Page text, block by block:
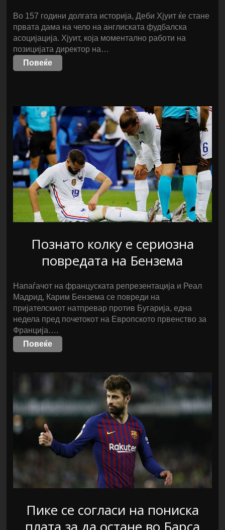
Во 157 години долгата историја, Деби Хјуит ќе стане
првата дама на чело на англиската фудбалска
асоцијација. Хјуит, која моментално работи на
позицијата директор на…
Повеќе
Познато колку е сериозна
повредата на Бензема
Напаѓачот на француската репрезентација и Реал
Мадрид, Карим Бензема се повреди на
пријателскиот натпревар против Бугарија, една
недела пред почетокот на Европското првенство за
Франција….
Повеќе
Пике се согласи на пониска